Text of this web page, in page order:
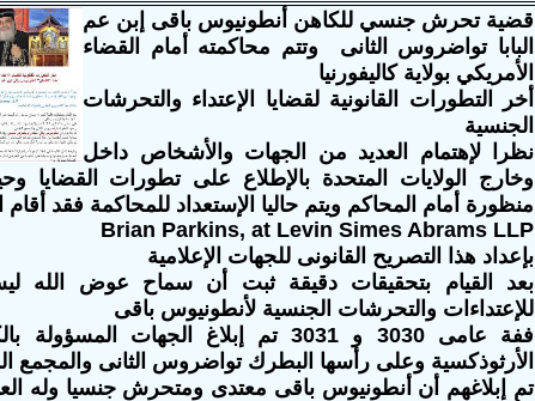
قضية تحرش جنسي للكاهن أنطونيوس باقى إبن عم
البابا تواضروس الثانى وتتم محاكمته أمام القضاء
الأمريكي بولاية كاليفورنيا
أخر التطورات القانونية لقضايا الإعتداء والتحرشات
الجنسية
نظرا لإهتمام العديد من الجهات والأشخاص داخل
وخارج الولايات المتحدة بالإطلاع على تطورات القضايا
منظورة أمام المحاكم ويتم حاليا الإستعداد للمحاكمة فقد
Brian Parkins, at Levin Simes Abrams LLP
بإعداد هذا التصريح القانونى للجهات الإعلامية
بعد القيام بتحقيقات دقيقة ثبت أن سماح عوض الله
للإعتداءات والتحرشات الجنسية لأنطونيوس باقى
ففة عامى 3030 و 3031 تم إبلاغ الجهات
الأرثوذكسية وعلى رأسها البطرك تواضروس الثانى والمجمع
تم إبلاغهم أن أنطونيوس باقى معتدى ومتحرش جنسيا وله